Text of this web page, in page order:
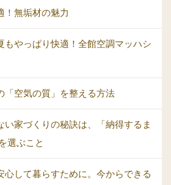
！無垢材の魅力
もやっぱり快適！全館空調マッハシ
「空気の質」を整える方法
い家づくりの秘訣は、「納得するま
選ぶこと
心して暮らすために。今からできる